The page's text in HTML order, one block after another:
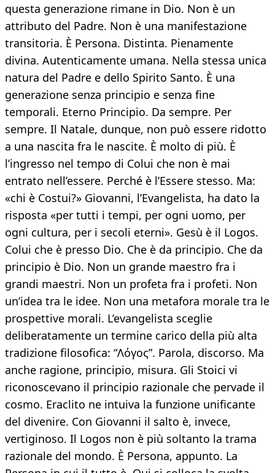
questa generazione rimane in Dio. Non è un
attributo del Padre. Non è una manifestazione
transitoria. È Persona. Distinta. Pienamente
divina. Autenticamente umana. Nella stessa unica
natura del Padre e dello Spirito Santo. È una
generazione senza principio e senza fine
temporali. Eterno Principio. Da sempre. Per
sempre. Il Natale, dunque, non può essere ridotto
a una nascita fra le nascite. È molto di più. È
l’ingresso nel tempo di Colui che non è mai
entrato nell’essere. Perché è l’Essere stesso. Ma:
«chi è Costui?» Giovanni, l’Evangelista, ha dato la
risposta «per tutti i tempi, per ogni uomo, per
ogni cultura, per i secoli eterni». Gesù è il Logos.
Colui che è presso Dio. Che è da principio. Che da
principio è Dio. Non un grande maestro fra i
grandi maestri. Non un profeta fra i profeti. Non
un’idea tra le idee. Non una metafora morale tra le
prospettive morali. L’evangelista sceglie
deliberatamente un termine carico della più alta
tradizione filosofica: “Λόγος”. Parola, discorso. Ma
anche ragione, principio, misura. Gli Stoici vi
riconoscevano il principio razionale che pervade il
cosmo. Eraclito ne intuiva la funzione unificante
del divenire. Con Giovanni il salto è, invece,
vertiginoso. Il Logos non è più soltanto la trama
razionale del mondo. È Persona, appunto. La